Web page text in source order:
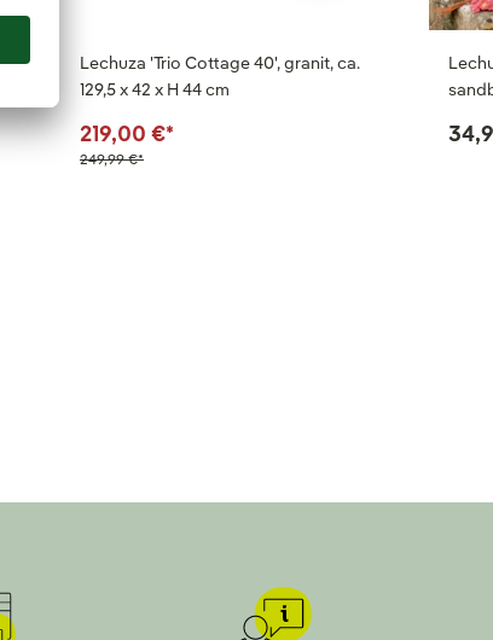
Lechuza 'Trio Cottage 40', granit, ca.
129,5 x 42 x H 44 cm
219,00 €*
249,99 €*